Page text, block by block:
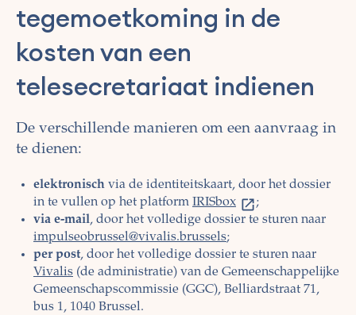
tegemoetkoming in de
kosten van een
telesecretariaat indienen
De verschillende manieren om een aanvraag in
te dienen:
elektronisch via de identiteitskaart, door het dossier
in te vullen op het platform IRISbox
;
via e-mail, door het volledige dossier te sturen naar
impulseobrussel@vivalis.brussels;
per post, door het volledige dossier te sturen naar
Vivalis (de administratie) van de Gemeenschappelijke
Gemeenschapscommissie (GGC), Belliardstraat 71,
bus 1, 1040 Brussel.